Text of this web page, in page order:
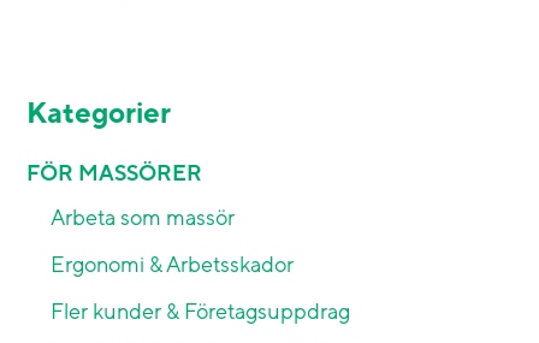
Kategorier
FÖR MASSÖRER
Arbeta som massör
Ergonomi & Arbetsskador
Fler kunder & Företagsuppdrag